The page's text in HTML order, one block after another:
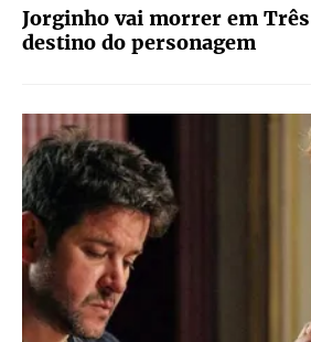
Jorginho vai morrer em Três
destino do personagem